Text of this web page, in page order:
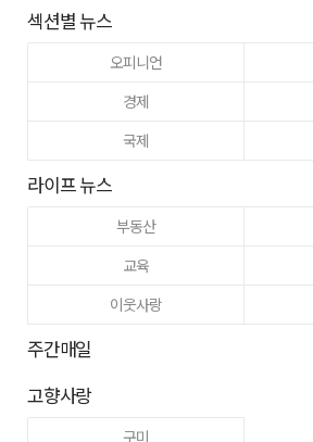
섹션별 뉴스
오피니언
경제
국제
라이프 뉴스
부동산
교육
이웃사랑
주간매일
고향사랑
구미